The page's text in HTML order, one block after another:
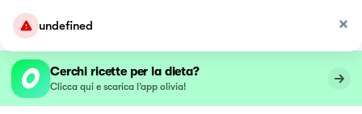
undefined
Cerchi ricette per la dieta?
Clicca qui e scarica l’app olivia!